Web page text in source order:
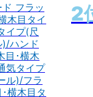
フラッ
木目タイ
イプ(尺
)/ハンド
目･横木
気タイプ
ル)/フラ
横木目タ